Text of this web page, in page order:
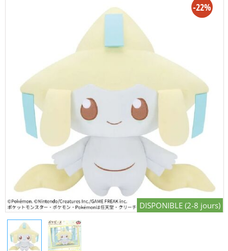
-22%
DISPONIBLE (2-8 jours)